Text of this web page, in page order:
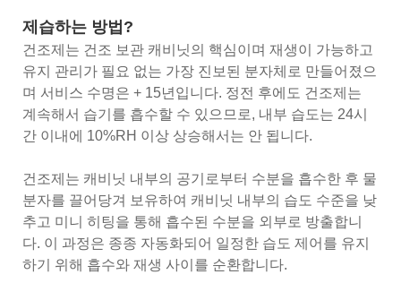
제습하는 방법?
건조제는 건조 보관 캐비닛의 핵심이며 재생이 가능하고
유지 관리가 필요 없는 가장 진보된 분자체로 만들어졌으
며 서비스 수명은 + 15년입니다. 정전 후에도 건조제는
계속해서 습기를 흡수할 수 있으므로, 내부 습도는 24시
간 이내에 10%RH 이상 상승해서는 안 됩니다.
건조제는 캐비닛 내부의 공기로부터 수분을 흡수한 후 물
분자를 끌어당겨 보유하여 캐비닛 내부의 습도 수준을 낮
추고 미니 히팅을 통해 흡수된 수분을 외부로 방출합니
다. 이 과정은 종종 자동화되어 일정한 습도 제어를 유지
하기 위해 흡수와 재생 사이를 순환합니다.